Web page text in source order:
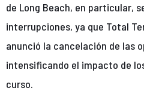
de Long Beach, en particular,
interrupciones, ya que Total
anunció la cancelación de las
intensificando el impacto de
curso.